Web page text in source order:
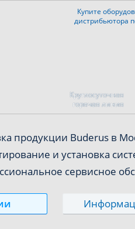
Купите
дистрибьютора
Круглосуточная
горячая линия
продукции Buderus в
и установка
сервисное